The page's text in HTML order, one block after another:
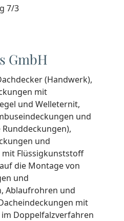
7/3
GmbH
(Handwerk),
mit
und Welleternit,
und
und
Flüssigkunststoff
die Montage von
und
Ablaufrohren und
mit
Doppelfalzverfahren